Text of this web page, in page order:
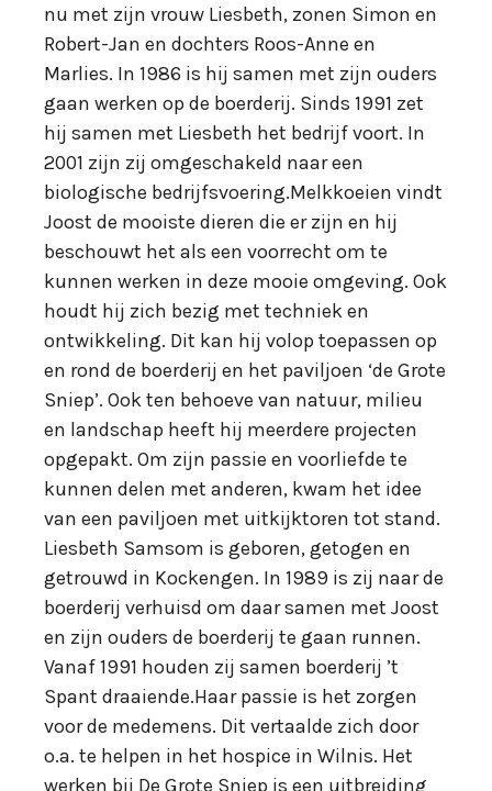
nu met zijn vrouw Liesbeth, zonen Simon en
Robert-Jan en dochters Roos-Anne en
Marlies. In 1986 is hij samen met zijn ouders
gaan werken op de boerderij. Sinds 1991 zet
hij samen met Liesbeth het bedrijf voort. In
2001 zijn zij omgeschakeld naar een
biologische bedrijfsvoering.Melkkoeien vindt
Joost de mooiste dieren die er zijn en hij
beschouwt het als een voorrecht om te
kunnen werken in deze mooie omgeving. Ook
houdt hij zich bezig met techniek en
ontwikkeling. Dit kan hij volop toepassen op
en rond de boerderij en het paviljoen ‘de Grote
Sniep’. Ook ten behoeve van natuur, milieu
en landschap heeft hij meerdere projecten
opgepakt. Om zijn passie en voorliefde te
kunnen delen met anderen, kwam het idee
van een paviljoen met uitkijktoren tot stand.
Liesbeth Samsom is geboren, getogen en
getrouwd in Kockengen. In 1989 is zij naar de
boerderij verhuisd om daar samen met Joost
en zijn ouders de boerderij te gaan runnen.
Vanaf 1991 houden zij samen boerderij ’t
Spant draaiende.Haar passie is het zorgen
voor de medemens. Dit vertaalde zich door
o.a. te helpen in het hospice in Wilnis. Het
werken bij De Grote Sniep is een uitbreiding